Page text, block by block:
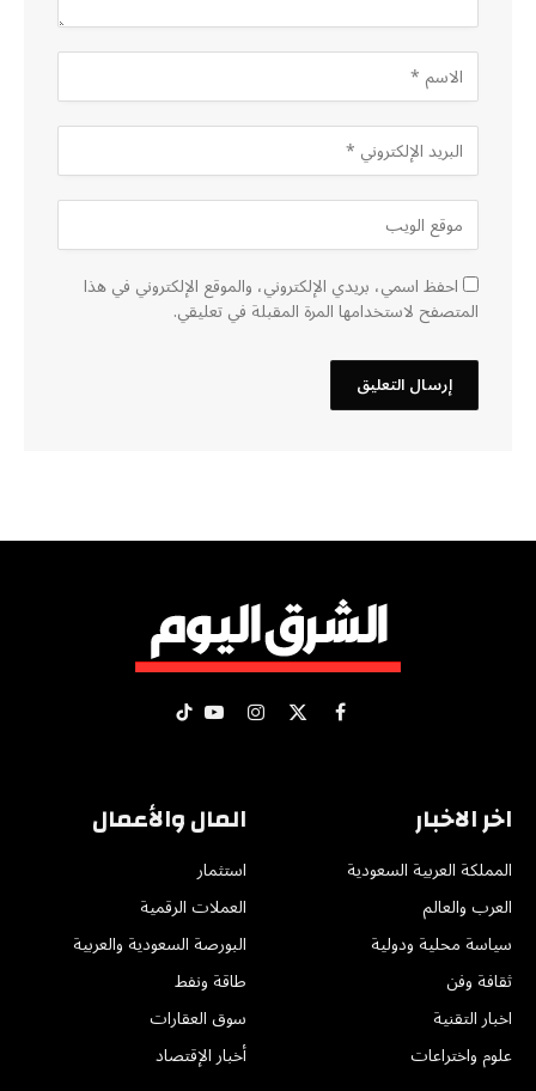
احفظ اسمي، بريدي الإلكتروني، والموقع الإلكتروني في هذا
المتصفح لاستخدامها المرة المقبلة في تعليقي.
فيسبوك
X الانستغراميوتيوبتيكتوك
اخر الاخبار
المملكة العربية السعودية
العرب والعالم
سياسة محلية ودولية
ثقافة وفن
اخبار التقنية
علوم واختراعات
المال والأعمال
استثمار
العملات الرقمية
البورصة السعودية والعربية
طاقة ونفط
سوق العقارات
أخبار الإقتصاد